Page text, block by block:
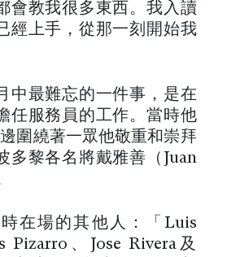
會教我很多東西。我入讀
經上手，從那一刻開始我
中最難忘的一件事，是在
任服務員的工作。當時他
圍繞著一眾他敬重和崇拜
多黎各名將戴雅善（Juan
在場的其他人：「Luis
Pizarro、Jose Rivera及